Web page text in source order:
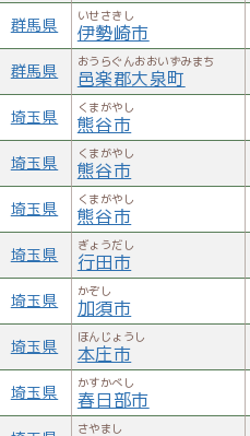
群馬県 いせさきし
伊勢崎市
群馬県 おうらぐんおおいずみまち
邑楽郡大泉町
埼玉県 くまがやし
熊谷市
埼玉県 くまがやし
熊谷市
埼玉県 くまがやし
熊谷市
埼玉県 ぎょうだし
行田市
埼玉県 かぞし
加須市
埼玉県 ほんじょうし
本庄市
埼玉県 かすかべし
春日部市
さやまし